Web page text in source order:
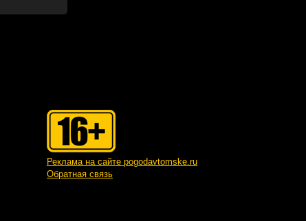
Реклама на сайте pogodavtomske.ru
Обратная связь